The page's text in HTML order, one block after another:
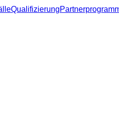
Qualifizierung